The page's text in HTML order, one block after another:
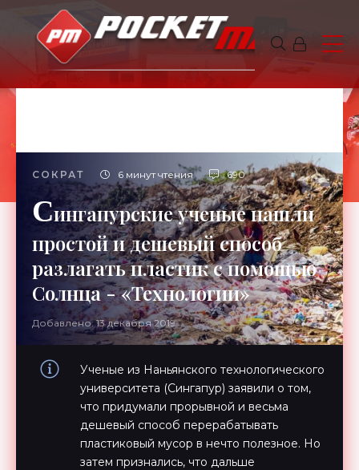
СОКРАТ 6 минут чтения 690
Сингапурские ученые нашли
простой и дешевый способ
разлагать пластик с помощью
Солнца - «Технологии»
Добавлено: 13 декабря 2019
Ученые из Наньянского технологического
университета (Сингапур) заявили о том,
что придумали прорывной и весьма
дешевый способ перерабатывать
пластиковый мусор в нечто полезное. Но
затем признались, что дальше